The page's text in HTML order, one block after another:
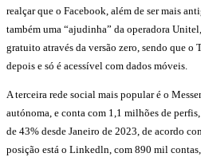
realçar que o Facebook, além de ser mais
também uma “ajudinha” da operadora
gratuito através da versão zero, sendo que
depois e só é acessível com dados móveis.
A terceira rede social mais popular é o
autónoma, e conta com 1,1 milhões de
de 43% desde Janeiro de 2023, de acordo
posição está o Linkedln, com 890 mil